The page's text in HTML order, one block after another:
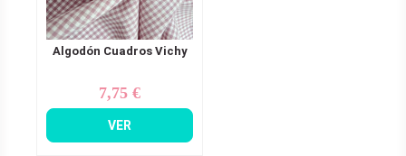
Algodón Cuadros Vichy
Precio
7,75 €
VER